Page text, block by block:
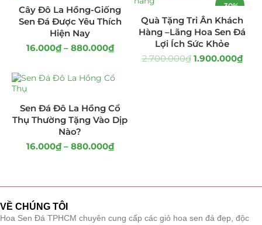
DANH MỤC SẢN PHẨM
Giá Sỉ Đại Lý
Cây Sen Đá Giá Sỉ
Chậu Sen Đá Mini
Lan Hồ Điệp Truyền Thống (132)
Lũa Hồ Điệp Sen Đá (91)
Cây Đô La Hồng-Giống
Sen Đá Được Yêu Thích
Hiện Nay
16.000₫ – 880.000₫
-30%
Quà Tặng Tri Ân Khách
Hàng –Lãng Hoa Sen Đá
Lợi Ích Sức Khỏe
2.700.000₫ 1.900.000₫
Sen Đá Đô La Hồng Cổ
Thụ Thường Tặng Vào Dịp
Nào?
16.000₫ – 880.000₫
VỀ CHÚNG TÔI
Hoa Sen Đá TPHCM chuyên cung cấp các giỏ hoa sen đá đẹp, độc